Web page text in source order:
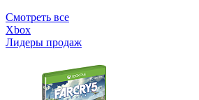
Смотреть все
Xbox
Лидеры продаж